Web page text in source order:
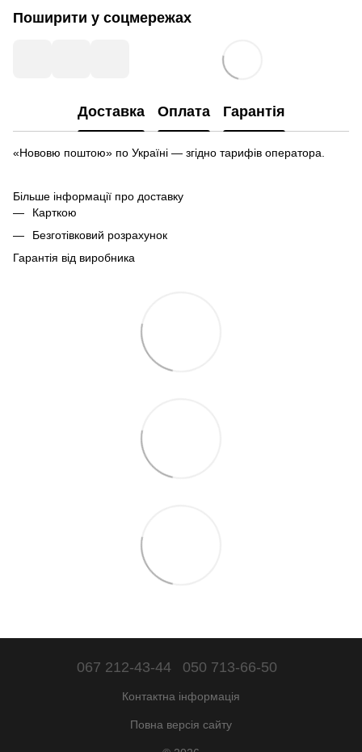
Поширити у соцмережах
Доставка Оплата Гарантія
«Нововю поштою» по Україні — згідно тарифів оператора.
Більше інформації про доставку
Карткою
Безготівковий розрахунок
Гарантія від виробника
067 212-43-44 050 713-66-50
Контактна інформація
Повна версія сайту